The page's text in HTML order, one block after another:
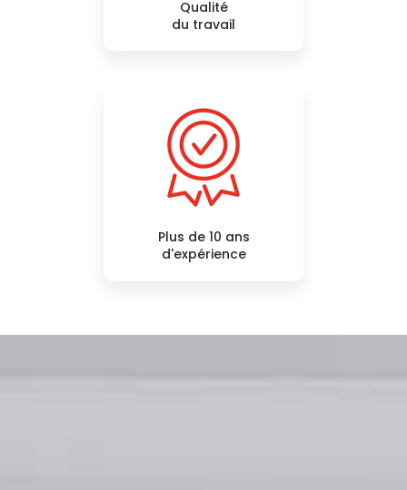
Qualité
du travail
Plus de 10 ans
d'expérience